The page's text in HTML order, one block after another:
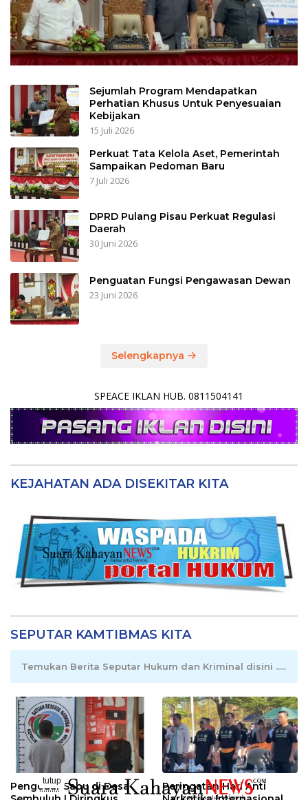
Sejumlah Program Mendapatkan
Perhatian Khusus Untuk Penyesuaian
Kebijakan
15 Juli 2026
Perkuat Tata Kelola Aset, Pemerintah
Sampaikan Pedoman Baru
7 Juli 2026
DPRD Pulang Pisau Perkuat Regulasi
Daerah
30 Juni 2026
Penguatan Fungsi Pengawasan Dewan
23 Juni 2026
Selengkapnya
SPEACE IKLAN HUB. 0811504141
KEJAHATAN ADA DISEKITAR KITA
SEPUTAR KAMTIBMAS KITA
Temukan Berita Seputar Hukum dan Kriminal disini .....
Pengedar Sabu di Desa
Peringatan Hari Anti
tutup
..........